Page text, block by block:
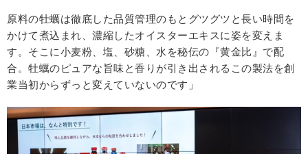
原料の牡蠣は徹底した品質管理のもとグツグツと長い時間を
かけて煮込まれ、濃縮したオイスターエキスに姿を変えま
す。そこに小麦粉、塩、砂糖、水を秘伝の『黄金比』で配
合。牡蠣のピュアな旨味と香りが引き出されるこの製法を創
業当初からずっと変えていないのです」